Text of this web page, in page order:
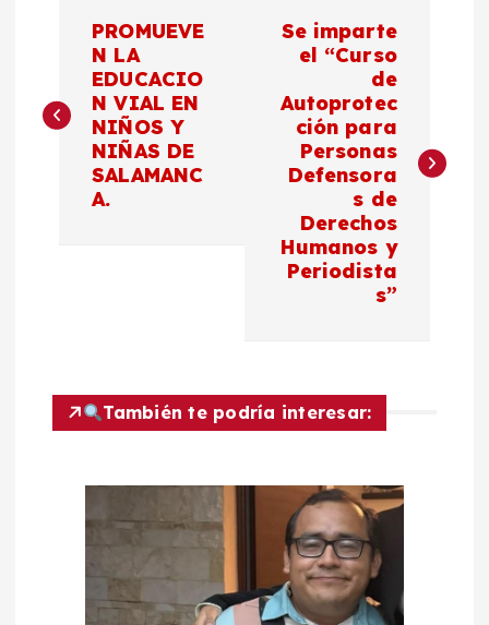
v
ó
PROMUEVE
N LA
EDUCACIO
N VIAL EN
NIÑOS Y
NIÑAS DE
SALAMANC
A.
Se imparte
el “Curso
de
Autoprotec
ción para
Personas
Defensora
s de
Derechos
Humanos y
Periodista
s”
También te podría interesar: